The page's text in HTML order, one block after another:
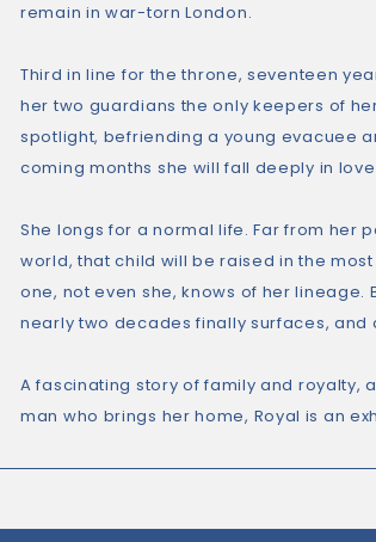
remain in war-torn London.
Third in line for the throne, seventeen
her two guardians the only keepers of
spotlight, befriending a young evacuee
coming months she will fall deeply in
She longs for a normal life. Far from her
world, that child will be raised in the
one, not even she, knows of her
nearly two decades finally surfaces, and
A fascinating story of family and royalty,
man who brings her home, Royal is an